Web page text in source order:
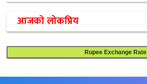
आजको लोकप्रिय
Rupee Exchange Rate